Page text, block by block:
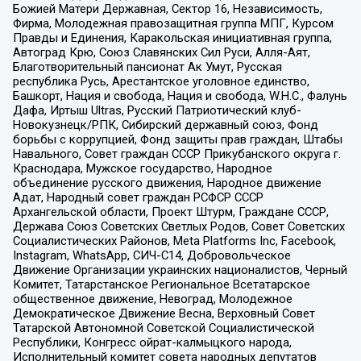
Божией Матери Державная, Сектор 16, Независимость,
Фирма, Молодежная правозащитная группа МПГ, Курсом
Правды и Единения, Каракольская инициативная группа,
Автоград Крю, Союз Славянских Сил Руси, Алля-Аят,
Благотворительный пансионат Ак Умут, Русская
республика Русь, Арестантское уголовное единство,
Башкорт, Нация и свобода, Нация и свобода, W.H.С., Фалунь
Дафа, Иртыш Ultras, Русский Патриотический клуб-
Новокузнецк/РПК, Сибирский державный союз, Фонд
борьбы с коррупцией, Фонд защиты прав граждан, Штабы
Навального, Совет граждан СССР Прикубанского округа г.
Краснодара, Мужское государство, Народное
объединение русского движения, Народное движение
Адат, Народный совет граждан РСФСР СССР
Архангельской области, Проект Штурм, Граждане СССР,
Держава Союз Советских Светлых Родов, Совет Советских
Социалистических Районов, Meta Platforms Inc, Facebook,
Instagram, WhatsApp, СИЧ-С14, Добровольческое
Движение Организации украинских националистов, Черный
Комитет, Татарстанское Региональное Всетатарское
общественное движение, Невоград, Молодежное
Демократическое Движение Весна, Верховный Совет
Татарской Автономной Советской Социалистической
Республики, Конгресс ойрат-калмыцкого народа,
Исполнительный комитет совета народных депутатов